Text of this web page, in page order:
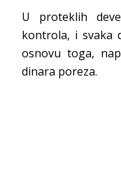
U proteklih
kontrola, i svaka
osnovu toga,
dinara poreza.